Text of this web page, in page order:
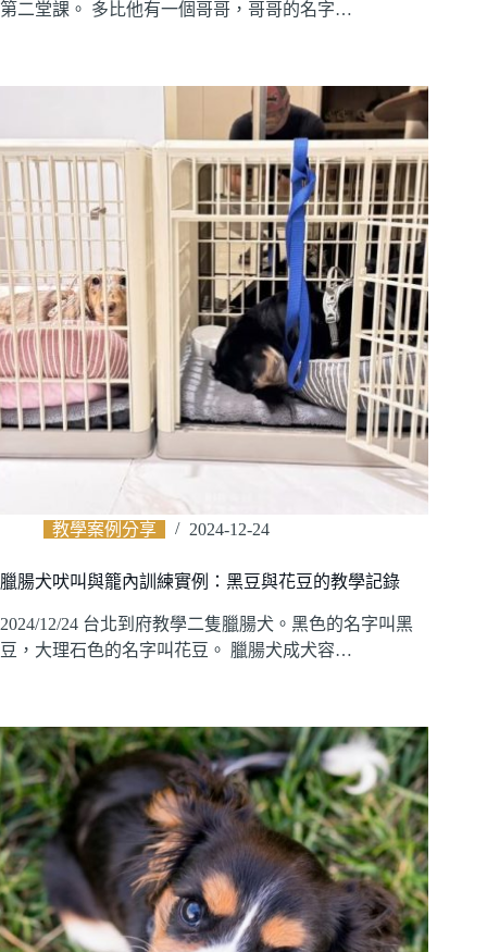
第二堂課。 多比他有一個哥哥，哥哥的名字…
教學案例分享 2024-12-24
臘腸犬吠叫與籠內訓練實例：黑豆與花豆的教學記錄
2024/12/24 台北到府教學二隻臘腸犬。黑色的名字叫黑
豆，大理石色的名字叫花豆。 臘腸犬成犬容…